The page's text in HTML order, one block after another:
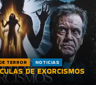
TERROR NOTICIAS
DE EXORCISMOS